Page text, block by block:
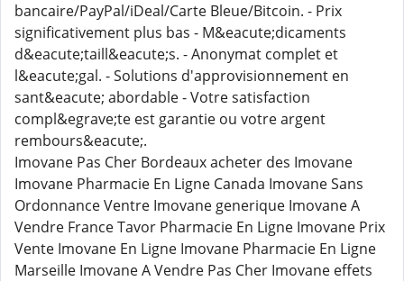
bancaire/PayPal/iDeal/Carte Bleue/Bitcoin. - Prix
significativement plus bas - M&eacute;dicaments
d&eacute;taill&eacute;s. - Anonymat complet et
l&eacute;gal. - Solutions d'approvisionnement en
sant&eacute; abordable - Votre satisfaction
compl&egrave;te est garantie ou votre argent
rembours&eacute;.
Imovane Pas Cher Bordeaux acheter des Imovane
Imovane Pharmacie En Ligne Canada Imovane Sans
Ordonnance Ventre Imovane generique Imovane A
Vendre France Tavor Pharmacie En Ligne Imovane Prix
Vente Imovane En Ligne Imovane Pharmacie En Ligne
Marseille Imovane A Vendre Pas Cher Imovane effets